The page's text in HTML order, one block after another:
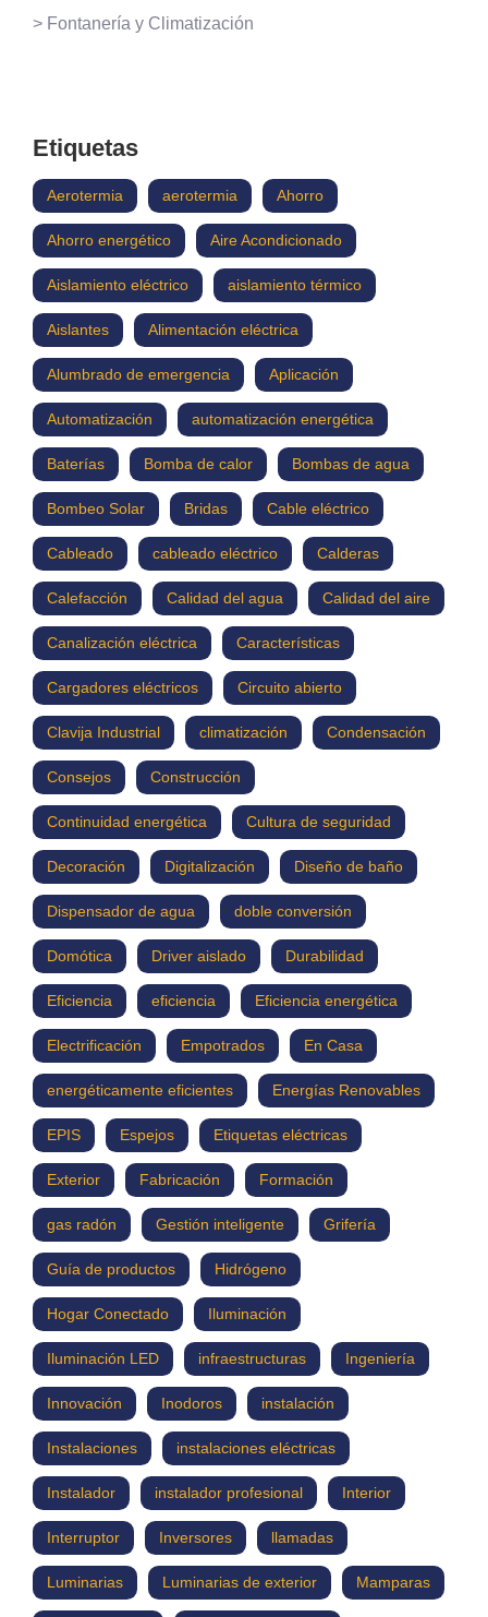
> Fontanería y Climatización
Etiquetas
Aerotermia aerotermia Ahorro
Ahorro energético Aire Acondicionado
Aislamiento eléctrico aislamiento térmico
Aislantes Alimentación eléctrica
Alumbrado de emergencia Aplicación
Automatización automatización energética
Baterías Bomba de calor Bombas de agua
Bombeo Solar Bridas Cable eléctrico
Cableado cableado eléctrico Calderas
Calefacción Calidad del agua Calidad del aire
Canalización eléctrica Características
Cargadores eléctricos Circuito abierto
Clavija Industrial climatización Condensación
Consejos Construcción
Continuidad energética Cultura de seguridad
Decoración Digitalización Diseño de baño
Dispensador de agua doble conversión
Domótica Driver aislado Durabilidad
Eficiencia eficiencia Eficiencia energética
Electrificación Empotrados En Casa
energéticamente eficientes Energías Renovables
EPIS Espejos Etiquetas eléctricas
Exterior Fabricación Formación
gas radón Gestión inteligente Grifería
Guía de productos Hidrógeno
Hogar Conectado Iluminación
Iluminación LED infraestructuras Ingeniería
Innovación Inodoros instalación
Instalaciones instalaciones eléctricas
Instalador instalador profesional Interior
Interruptor Inversores llamadas
Luminarias Luminarias de exterior Mamparas